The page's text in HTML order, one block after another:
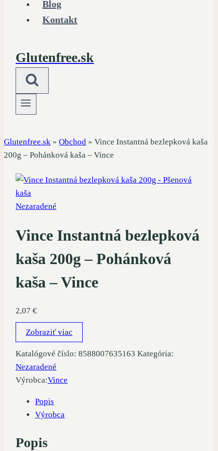
Blog
Kontakt
Glutenfree.sk
Glutenfree.sk » Obchod » Vince Instantná bezlepková kaša
200g – Pohánková kaša – Vince
Nezaradené
Vince Instantná bezlepková
kaša 200g – Pohánková
kaša – Vince
2,07 €
Zobraziť viac
Katalógové číslo: 8588007635163 Kategória:
Nezaradené
Výrobca:Vince
Popis
Výrobca
Popis